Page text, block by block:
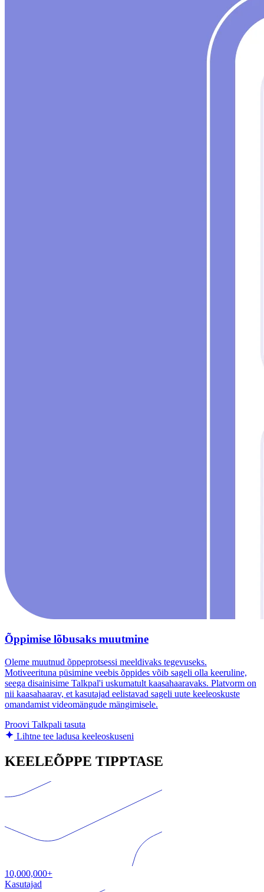
Õppimise lõbusaks muutmine
Oleme muutnud õppeprotsessi meeldivaks tegevuseks.
Motiveerituna püsimine veebis õppides võib sageli olla keeruline,
seega disainisime Talkpal'i uskumatult kaasahaaravaks. Platvorm on
nii kaasahaarav, et kasutajad eelistavad sageli uute keeleoskuste
omandamist videomängude mängimisele.
Proovi Talkpali tasuta
Lihtne tee ladusa keeleoskuseni
KEELEÕPPE TIPPTASE
10,000,000+
Kasutajad